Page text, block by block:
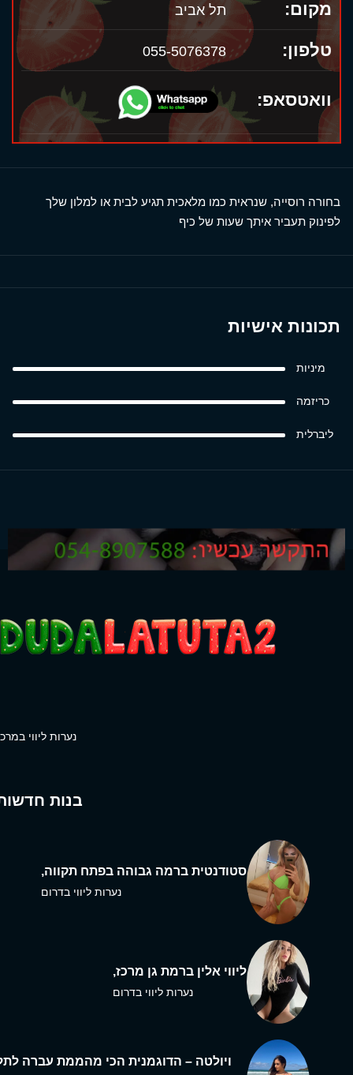
מקום: תל אביב
טלפון: 055-5076378
וואטסאפ:
בחורה רוסייה, שנראית כמו מלאכית תגיע לבית או למלון שלך
לפינוק תעביר איתך שעות של כיף
תכונות אישיות
מיניות
כריזמה
ליברלית
נערות ליווי
בנות
סטודנטית ברמה גבוהה בפתח תקווה,
נערות ליווי בדרום
ליווי אלין ברמת גן מרכז,
נערות ליווי בדרום
ויולטה – הדוגמנית הכי מהממת עברה